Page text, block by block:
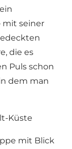
mit seiner
die es
Puls schon
dem man
Küste
mit Blick